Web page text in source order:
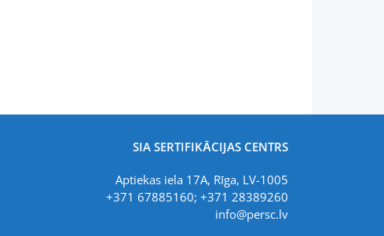
SIA SERTIFIKĀCIJAS CENTRS
Aptiekas iela 17A, Rīga, LV-1005
+371 67885160; +371 28389260
info@persc.lv